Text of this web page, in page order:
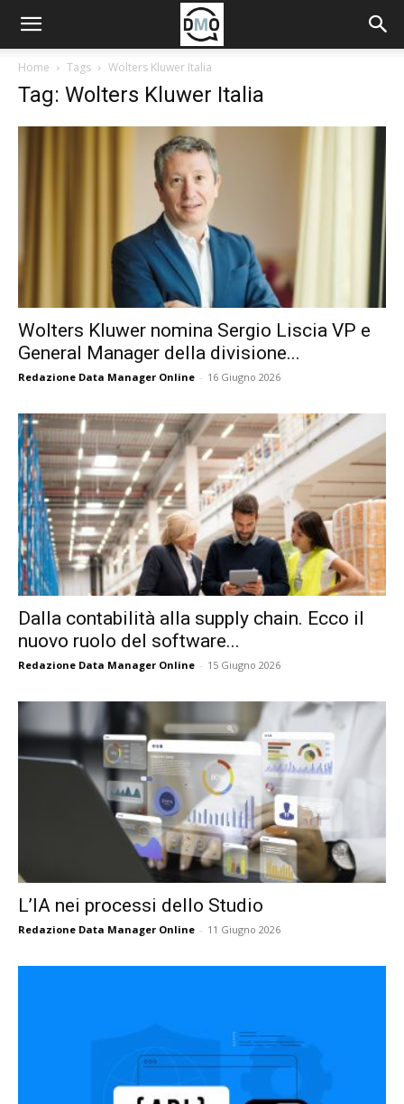
Home Tags Wolters Kluwer Italia
Tag: Wolters Kluwer Italia
Wolters Kluwer nomina Sergio Liscia VP e
General Manager della divisione...
Redazione Data Manager Online - 16 Giugno 2026
Dalla contabilità alla supply chain. Ecco il
nuovo ruolo del software...
Redazione Data Manager Online - 15 Giugno 2026
L’IA nei processi dello Studio
Redazione Data Manager Online - 11 Giugno 2026